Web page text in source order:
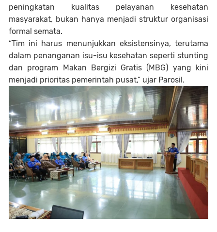
peningkatan kualitas pelayanan kesehatan
masyarakat, bukan hanya menjadi struktur organisasi
formal semata.
“Tim ini harus menunjukkan eksistensinya, terutama
dalam penanganan isu-isu kesehatan seperti stunting
dan program Makan Bergizi Gratis (MBG) yang kini
menjadi prioritas pemerintah pusat,” ujar Parosil.